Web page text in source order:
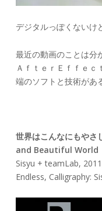
デジタルっぽくない
最近の動画のことは分
ＡｆｔｅｒＥｆｆｅ
端のソフトと技術があ
世界はこんなにもや
and Beautiful World
Sisyu + teamLab,
Endless, Calligraphy: